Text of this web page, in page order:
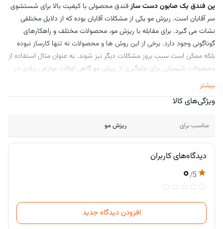
پن فندق یک صابون دست‌ سازفندق محصولی با کیفیت بالا برای شستشوی
سر آقایان است. ریزش مو یکی از مشکلات آقایان بوده که از دلایل مختلفی
نشات می‌ گیرد. برای مقابله با ریزش مو، محصولات مختلف و راهکارهای
گوناگونی وجود دارد. برخی از این روش‌ ها و محصولات نه تنها کارساز نبوده
بلکه ممکن است سبب بروز مشکلات دیگر نیز شوند. به عنوان مثال استفاده از
محصولات شیمیایی برای جلوگیری از ریزش مو گاهی اوقات عوارض زیادی در
پی دارد. در این شرایط بسیاری از افراد ترجیح می‌ دهند به سراغ به کارگیری
محصولات طبیعی بروند.
مشخصه اطلاعات محصول
نام
نوع
محصول
ویژگی
بیشتر
ویژگی‌های کالا
مناسب برای ریزش مو
دیدگاه‌های کاربران
۰/5
افزودن دیدگاه جدید